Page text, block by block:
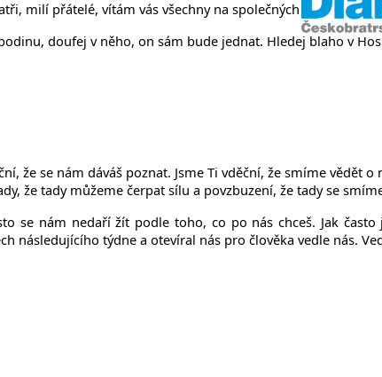
milí přátelé, vítám vás všechny na společných
doufej v něho, on sám bude jednat. Hledej blaho v
že se nám dáváš poznat. Jsme Ti vděční, že smíme vědět
že tady můžeme čerpat sílu a povzbuzení, že tady se
se nám nedaří žít podle toho, co po nás chceš. Jak
následujícího týdne a otevíral nás pro člověka vedle nás.